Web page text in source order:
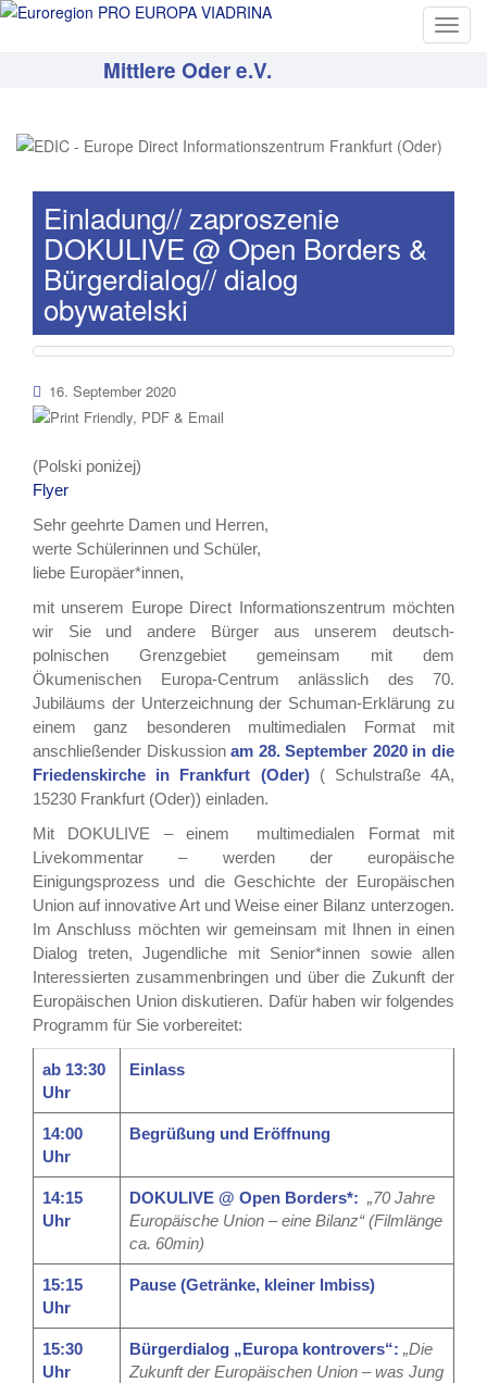
T
i
Mittlere Oder e.V.
Einladung// zaproszenie
DOKULIVE @ Open Borders &
Bürgerdialog// dialog
obywatelski
16. September 2020
(Polski poniżej)
Flyer
Sehr geehrte Damen und Herren,
werte Schülerinnen und Schüler,
liebe Europäer*innen,
mit unserem Europe Direct Informationszentrum möchten
wir Sie und andere Bürger aus unserem deutsch-
polnischen Grenzgebiet gemeinsam mit dem
Ökumenischen Europa-Centrum anlässlich des 70.
Jubiläums der Unterzeichnung der Schuman-Erklärung zu
einem ganz besonderen multimedialen Format mit
anschließender Diskussionam 28. September 2020 in die
Friedenskirche in Frankfurt (Oder)( Schulstraße 4A,
15230 Frankfurt (Oder)) einladen.
Mit DOKULIVE – einem multimedialen Format mit
Livekommentar – werden der europäische
Einigungsprozess und die Geschichte der Europäischen
Union auf innovative Art und Weise einer Bilanz unterzogen.
Im Anschluss möchten wir gemeinsam mit Ihnen in einen
Dialog treten, Jugendliche mit Senior*innen sowie allen
Interessierten zusammenbringen und über die Zukunft der
Europäischen Union diskutieren. Dafür haben wir folgendes
Programm für Sie vorbereitet:
ab 13:30
Uhr
Einlass
14:00
Uhr
Begrüßung und Eröffnung
14:15
Uhr
DOKULIVE @ Open Borders*: „70 Jahre
Europäische Union – eine Bilanz“ (Filmlänge
ca. 60min)
15:15
Uhr
Pause (Getränke, kleiner Imbiss)
15:30
Uhr
Bürgerdialog „Europa kontrovers“: „Die
Zukunft der Europäischen Union – was Jung